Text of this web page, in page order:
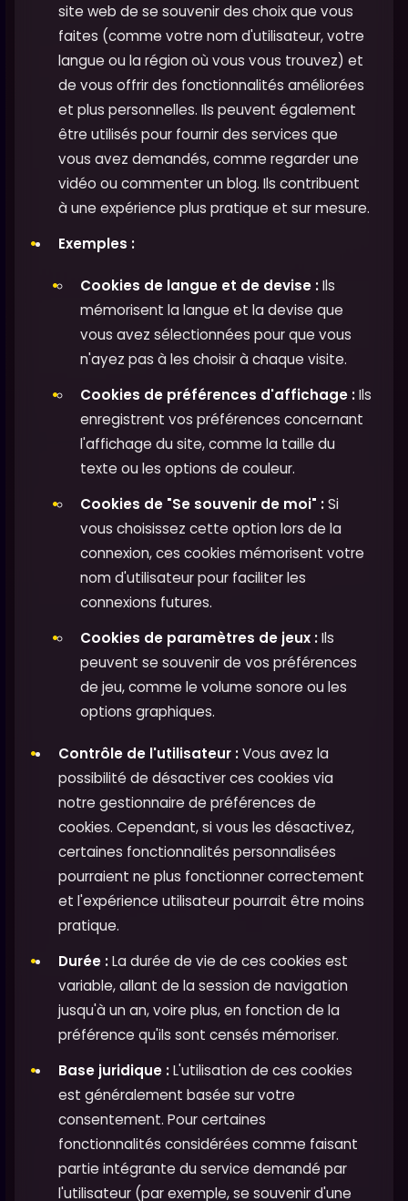
site web de se souvenir des choix que vous
faites (comme votre nom d'utilisateur, votre
langue ou la région où vous vous trouvez) et
de vous offrir des fonctionnalités améliorées
et plus personnelles. Ils peuvent également
être utilisés pour fournir des services que
vous avez demandés, comme regarder une
vidéo ou commenter un blog. Ils contribuent
à une expérience plus pratique et sur mesure.
Exemples :
Cookies de langue et de devise :Ils
mémorisent la langue et la devise que
vous avez sélectionnées pour que vous
n'ayez pas à les choisir à chaque visite.
Cookies de préférences d'affichage :Ils
enregistrent vos préférences concernant
l'affichage du site, comme la taille du
texte ou les options de couleur.
Cookies de "Se souvenir de moi" :Si
vous choisissez cette option lors de la
connexion, ces cookies mémorisent votre
nom d'utilisateur pour faciliter les
connexions futures.
Cookies de paramètres de jeux :Ils
peuvent se souvenir de vos préférences
de jeu, comme le volume sonore ou les
options graphiques.
Contrôle de l'utilisateur :Vous avez la
possibilité de désactiver ces cookies via
notre gestionnaire de préférences de
cookies. Cependant, si vous les désactivez,
certaines fonctionnalités personnalisées
pourraient ne plus fonctionner correctement
et l'expérience utilisateur pourrait être moins
pratique.
Durée :La durée de vie de ces cookies est
variable, allant de la session de navigation
jusqu'à un an, voire plus, en fonction de la
préférence qu'ils sont censés mémoriser.
Base juridique :L'utilisation de ces cookies
est généralement basée sur votre
consentement. Pour certaines
fonctionnalités considérées comme faisant
partie intégrante du service demandé par
l'utilisateur (par exemple, se souvenir d'une